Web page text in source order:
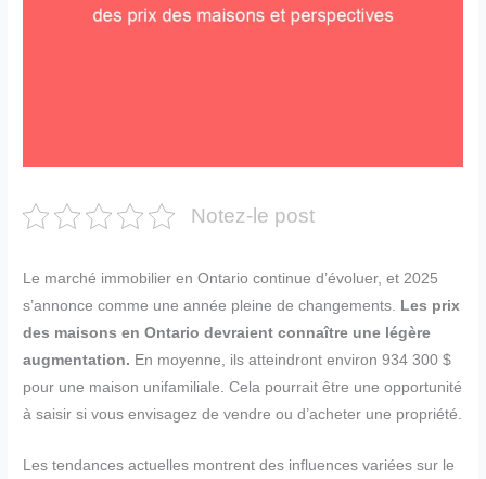
Notez-le post
Le marché immobilier en Ontario continue d’évoluer, et 2025
s’annonce comme une année pleine de changements. Les prix
des maisons en Ontario devraient connaître une légère
augmentation. En moyenne, ils atteindront environ 934 300 $
pour une maison unifamiliale. Cela pourrait être une opportunité
à saisir si vous envisagez de vendre ou d’acheter une propriété.
Les tendances actuelles montrent des influences variées sur le